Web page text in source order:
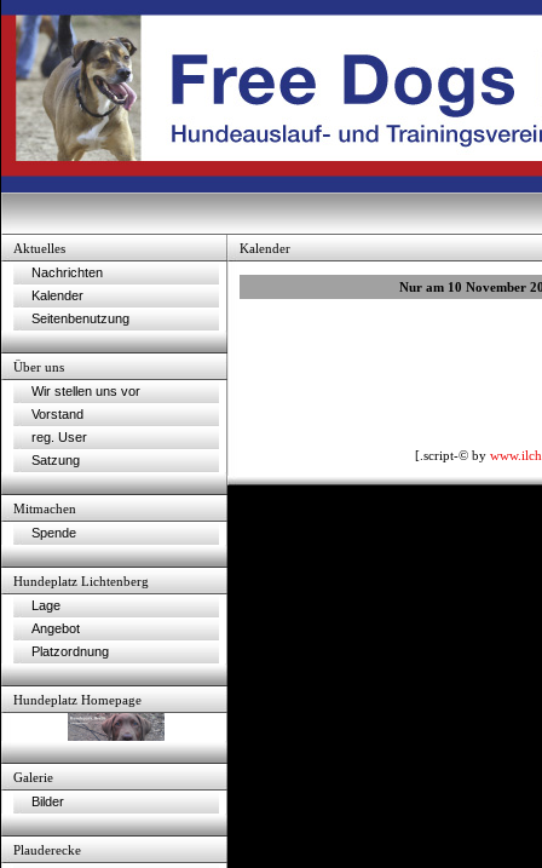
Aktuelles
Nachrichten
Kalender
Seitenbenutzung
Über uns
Wir stellen uns vor
Vorstand
reg. User
Satzung
Mitmachen
Spende
Hundeplatz Lichtenberg
Lage
Angebot
Platzordnung
Hundeplatz Homepage
Galerie
Bilder
Plauderecke
Kalender
Nur am 10 November
[.script-© by